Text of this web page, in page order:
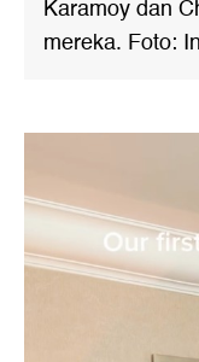
Karamoy dan
mereka. Foto: